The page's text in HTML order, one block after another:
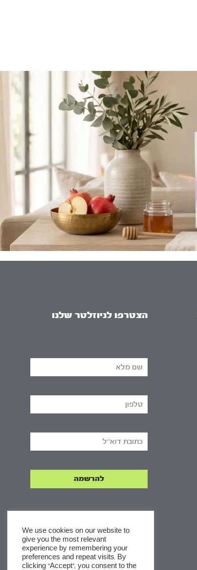
הצטרפו לניוזלטר שלנו
We use cookies on our website to
give you the most relevant
experience by remembering your
preferences and repeat visits. By
clicking “Accept”, you consent to the
x